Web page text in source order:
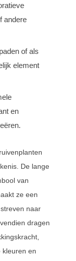
andere
of als
element
en
De lange
van
ze een
naar
dragen
kleuren en